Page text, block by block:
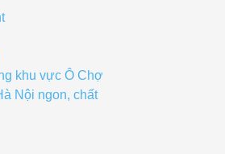
khu vực Ô Chợ
Nội ngon, chất